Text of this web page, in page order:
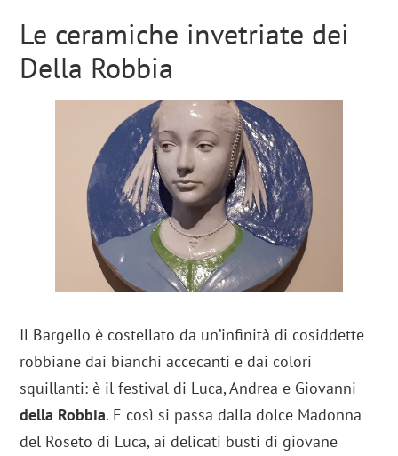
Le ceramiche invetriate dei
Della Robbia
Il Bargello è costellato da un’infinità di cosiddette
robbiane dai bianchi accecanti e dai colori
squillanti: è il festival di Luca, Andrea e Giovanni
della Robbia. E così si passa dalla dolce Madonna
del Roseto di Luca, ai delicati busti di giovane